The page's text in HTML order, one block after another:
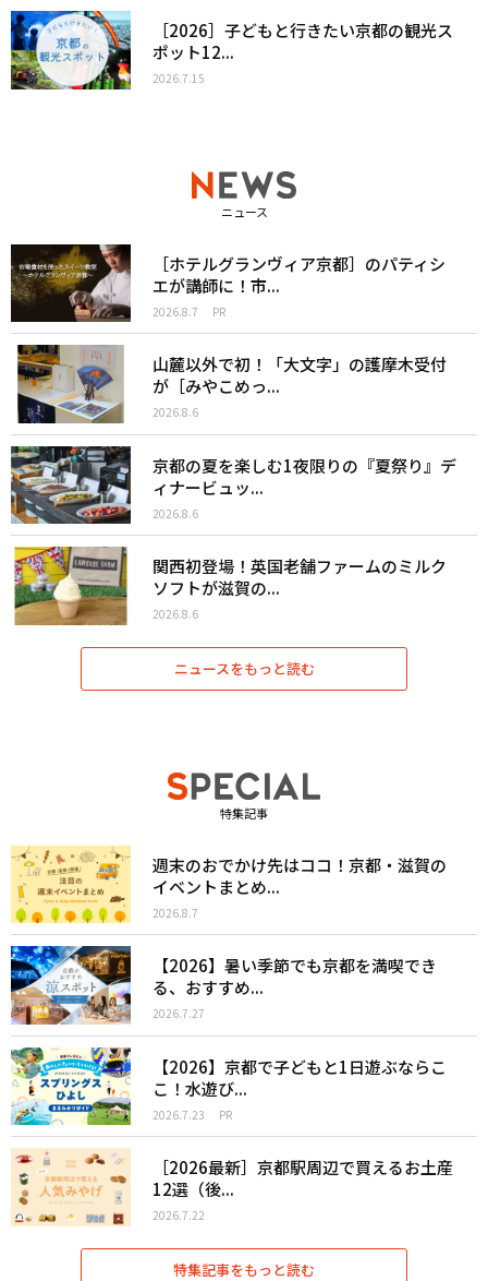
［2026］子どもと行きたい京都の観光ス
ポット12...
2026.7.15
ニュース
［ホテルグランヴィア京都］のパティシ
エが講師に！市...
2026.8.7 PR
山麓以外で初！「大文字」の護摩木受付
が［みやこめっ...
2026.8.6
京都の夏を楽しむ1夜限りの『夏祭り』デ
ィナービュッ...
2026.8.6
関西初登場！英国老舗ファームのミルク
ソフトが滋賀の...
2026.8.6
ニュースをもっと読む
特集記事
週末のおでかけ先はココ！京都・滋賀の
イベントまとめ...
2026.8.7
【2026】暑い季節でも京都を満喫でき
る、おすすめ...
2026.7.27
【2026】京都で子どもと1日遊ぶならこ
こ！水遊び...
2026.7.23 PR
［2026最新］京都駅周辺で買えるお土産
12選（後...
2026.7.22
特集記事をもっと読む